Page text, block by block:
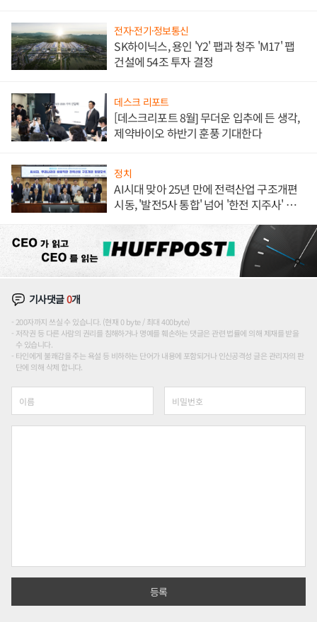
전자·전기·정보통신
SK하이닉스, 용인 'Y2' 팹과 청주 'M17' 팹
건설에 54조 투자 결정
데스크 리포트
[데스크리포트 8월] 무더운 입추에 든 생각,
제약바이오 하반기 훈풍 기대한다
정치
AI시대 맞아 25년 만에 전력산업 구조개편
시동, '발전5사 통합' 넘어 '한전 지주사' 재편
기사댓글0개
200자까지 쓰실 수 있습니다. (현재 0 byte / 최대 400byte)
저작권 등 다른 사람의 권리를 침해하거나 명예를 훼손하는 댓글은 관련 법률에 의해 제재를 받을
수 있습니다.
타인에게 불쾌감을 주는 욕설 등 비하하는 단어가 내용에 포함되거나 인신공격성 글은 관리자의 판
단에 의해 삭제 합니다.